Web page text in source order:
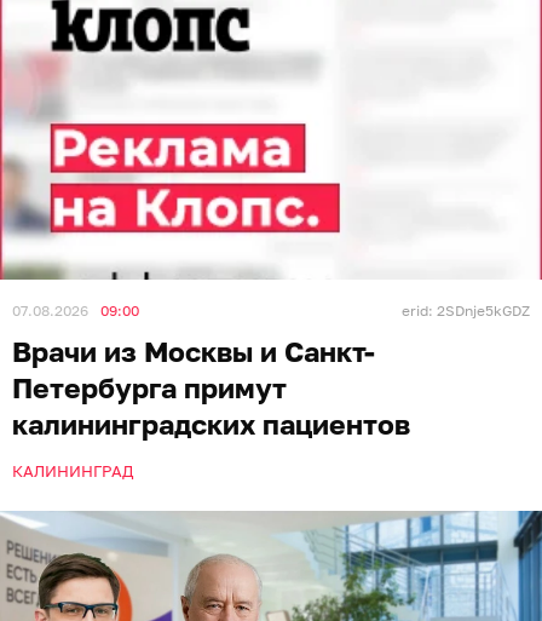
07.08.2026 09:00 erid: 2SDnje5kGDZ
Врачи из Москвы и Санкт-
Петербурга примут
калининградских пациентов
КАЛИНИНГРАД